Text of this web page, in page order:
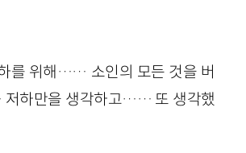
를 위해…… 소인의 모든 것을 버
하만을 생각하고…… 또 생각했